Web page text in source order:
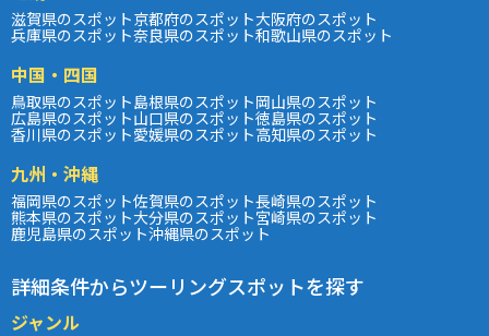
滋賀県のスポット京都府のスポット大阪府のスポット
兵庫県のスポット奈良県のスポット和歌山県のスポット
中国・四国
鳥取県のスポット島根県のスポット岡山県のスポット
広島県のスポット山口県のスポット徳島県のスポット
香川県のスポット愛媛県のスポット高知県のスポット
九州・沖縄
福岡県のスポット佐賀県のスポット長崎県のスポット
熊本県のスポット大分県のスポット宮崎県のスポット
鹿児島県のスポット沖縄県のスポット
詳細条件からツーリングスポットを探す
ジャンル